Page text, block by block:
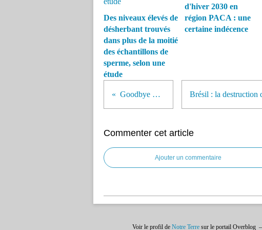
Des niveaux élevés de
désherbant trouvés
dans plus de la moitié
des échantillons de
sperme, selon une
étude
d'hiver 2030 en
région PACA : une
certaine indécence
Goodbye Planet
Commenter cet article
Ajouter un commentaire
Voir le profil de Notre Terre sur le portail Overblog